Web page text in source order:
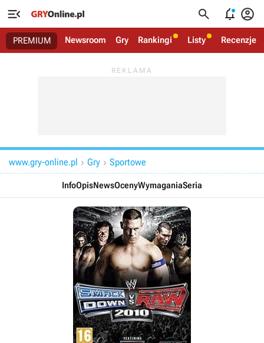
   
PREMIUM Newsroom Gry Rankingi Listy Recenzje
www.gry-online.pl  Gry  Sportowe
InfoOpisNewsOcenyWymaganiaSeria